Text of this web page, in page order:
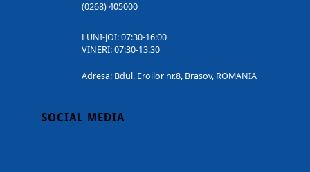
(0268) 405000
LUNI-JOI: 07:30-16:00
VINERI: 07:30-13.30
Adresa: Bdul. Eroilor nr.8, Brasov, ROMANIA
SOCIAL MEDIA